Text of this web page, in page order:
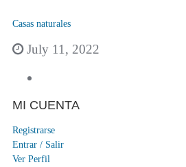
Casas naturales
July 11, 2022
MI CUENTA
Registrarse
Entrar / Salir
Ver Perfil